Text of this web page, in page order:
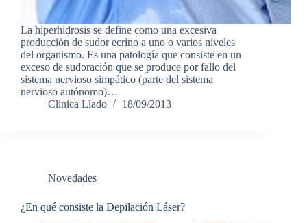
La hiperhidrosis se define como una excesiva
producción de sudor ecrino a uno o varios niveles
del organismo. Es una patología que consiste en un
exceso de sudoración que se produce por fallo del
sistema nervioso simpático (parte del sistema
nervioso autónomo)…
Clinica Llado
18/09/2013
Novedades
¿En qué consiste la Depilación Láser?